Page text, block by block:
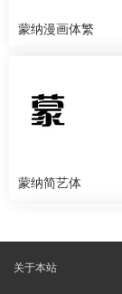
蒙纳漫画体繁
蒙纳简艺体
关于本站